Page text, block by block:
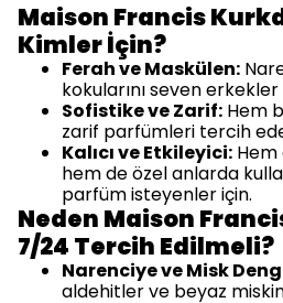
Maison Francis
Kimler İçin?
Ferah ve Maskülen:
kokularını seven
Sofistike ve Zarif: Hem
zarif parfümleri tercih
Kalıcı ve Etkileyici: Hem
hem de özel anlarda
parfüm isteyenler için.
Neden Maison
7/24 Tercih Edilmeli?
Narenciye ve Misk
aldehitler ve beyaz